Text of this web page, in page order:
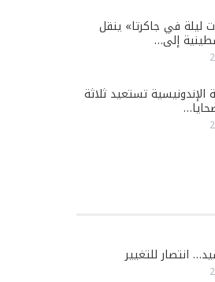
ليلة في جاكرتا» ينقل
إلى…
تستعيد ثلاثة
انتصار للتغيير